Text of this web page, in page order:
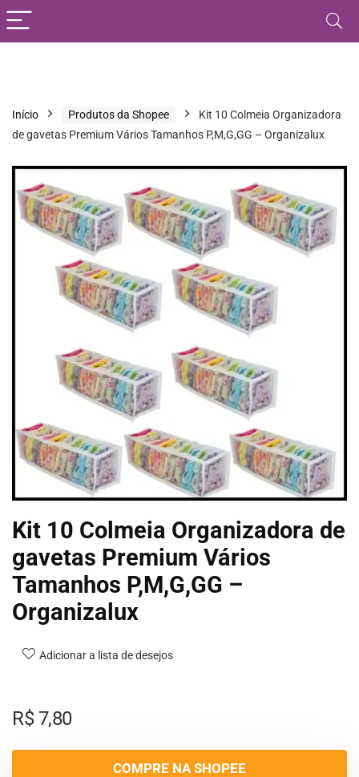
Início Produtos da Shopee
Kit 10 Colmeia Organizadora
de gavetas Premium Vários Tamanhos P,M,G,GG – Organizalux
Kit 10 Colmeia Organizadora de
gavetas Premium Vários
Tamanhos P,M,G,GG –
Organizalux
Adicionar a lista de desejos
R$7,80
COMPRE NA SHOPEE